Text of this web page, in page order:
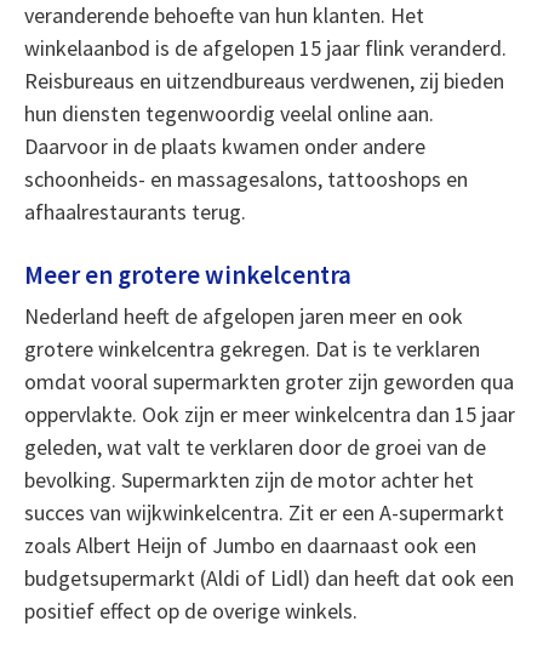
veranderende behoefte van hun klanten. Het
winkelaanbod is de afgelopen 15 jaar flink veranderd.
Reisbureaus en uitzendbureaus verdwenen, zij bieden
hun diensten tegenwoordig veelal online aan.
Daarvoor in de plaats kwamen onder andere
schoonheids- en massagesalons, tattooshops en
afhaalrestaurants terug.
Meer en grotere winkelcentra
Nederland heeft de afgelopen jaren meer en ook
grotere winkelcentra gekregen. Dat is te verklaren
omdat vooral supermarkten groter zijn geworden qua
oppervlakte. Ook zijn er meer winkelcentra dan 15 jaar
geleden, wat valt te verklaren door de groei van de
bevolking. Supermarkten zijn de motor achter het
succes van wijkwinkelcentra. Zit er een A-supermarkt
zoals Albert Heijn of Jumbo en daarnaast ook een
budgetsupermarkt (Aldi of Lidl) dan heeft dat ook een
positief effect op de overige winkels.